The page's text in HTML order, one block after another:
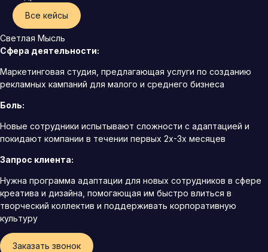
Все кейсы
Светлая Мысль
Сфера деятельности:
Маркетинговая студия, предлагающая услуги по созданию
рекламных кампаний для малого и среднего бизнеса
Боль:
Новые сотрудники испытывают сложности с адаптацией и
покидают компании в течении первых 2х-3х месяцев
Запрос клиента:
Нужна программа адаптации для новых сотрудников в сфере
креатива и дизайна, помогающая им быстро влиться в
творческий коллектив и поддерживать корпоративную
культуру
Заказать звонок